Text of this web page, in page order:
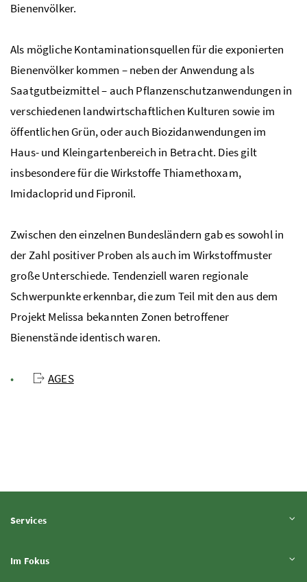
Bienenvölker.
Als mögliche Kontaminationsquellen für die exponierten
Bienenvölker kommen – neben der Anwendung als
Saatgutbeizmittel – auch Pflanzenschutzanwendungen in
verschiedenen landwirtschaftlichen Kulturen sowie im
öffentlichen Grün, oder auch Biozidanwendungen im
Haus- und Kleingartenbereich in Betracht. Dies gilt
insbesondere für die Wirkstoffe Thiamethoxam,
Imidacloprid und Fipronil.
Zwischen den einzelnen Bundesländern gab es sowohl in
der Zahl positiver Proben als auch im Wirkstoffmuster
große Unterschiede. Tendenziell waren regionale
Schwerpunkte erkennbar, die zum Teil mit den aus dem
Projekt Melissa bekannten Zonen betroffener
Bienenstände identisch waren.
AGES
ServicesInhalt aufklappen
Im FokusInhalt aufklappen